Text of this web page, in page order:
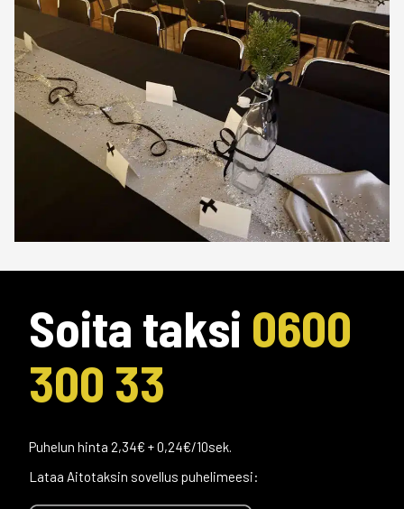
Soita taksi 0600
300 33
Puhelun hinta 2,34€ + 0,24€/10sek.
Lataa Aitotaksin sovellus puhelimeesi: